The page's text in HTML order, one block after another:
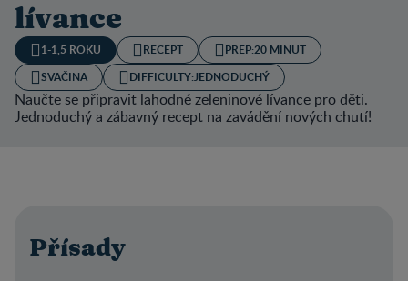
lívance
1-1,5 ROKU RECEPT PREP:20 MINUT
SVAČINA
DIFFICULTY:JEDNODUCHÝ
Naučte se připravit lahodné zeleninové lívance pro děti.
Jednoduchý a zábavný recept na zavádění nových chutí!
Přísady